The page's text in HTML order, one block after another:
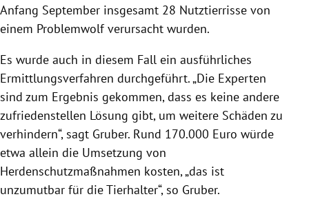
Anfang September insgesamt 28 Nutztierrisse von
einem Problemwolf verursacht wurden.
Es wurde auch in diesem Fall ein ausführliches
Ermittlungsverfahren durchgeführt. „Die Experten
sind zum Ergebnis gekommen, dass es keine andere
zufriedenstellen Lösung gibt, um weitere Schäden zu
verhindern“, sagt Gruber. Rund 170.000 Euro würde
etwa allein die Umsetzung von
Herdenschutzmaßnahmen kosten, „das ist
unzumutbar für die Tierhalter“, so Gruber.